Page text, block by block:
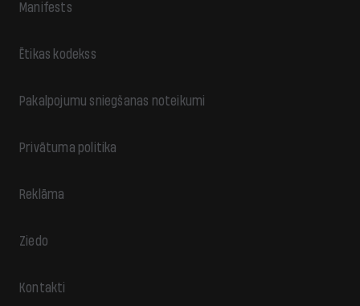
Manifests
Ētikas kodekss
Pakalpojumu sniegšanas noteikumi
Privātuma politika
Reklāma
Ziedo
Kontakti